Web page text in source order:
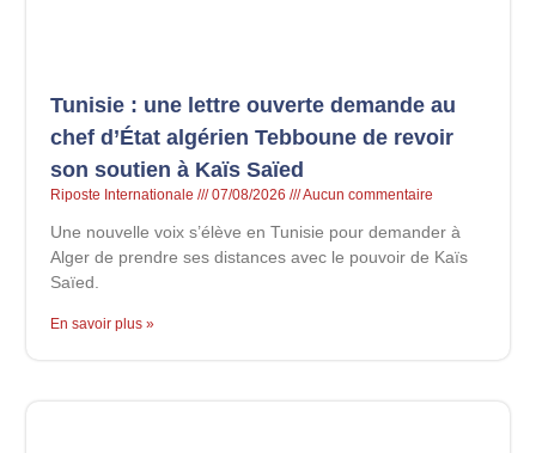
Tunisie : une lettre ouverte demande au
chef d’État algérien Tebboune de revoir
son soutien à Kaïs Saïed
Riposte Internationale 07/08/2026 Aucun commentaire
Une nouvelle voix s’élève en Tunisie pour demander à
Alger de prendre ses distances avec le pouvoir de Kaïs
Saïed.
En savoir plus »